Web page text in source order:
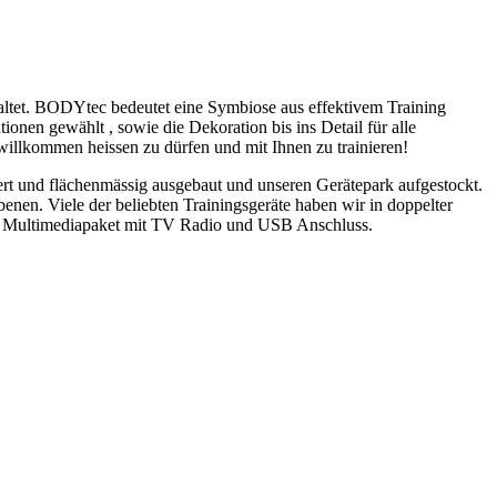
BODYtec bedeutet eine Symbiose aus effektivem Training
gewählt , sowie die Dekoration bis ins Detail für alle
heissen zu dürfen und mit Ihnen zu trainieren!
flächenmässig ausgebaut und unseren Gerätepark aufgestockt.
Viele der beliebten Trainingsgeräte haben wir in doppelter
mit TV Radio und USB Anschluss.